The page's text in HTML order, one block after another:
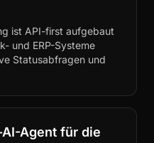
ist API-first aufgebaut
und ERP-Systeme
Statusabfragen und
Agent für die